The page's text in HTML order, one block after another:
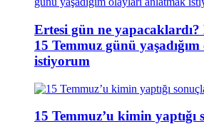
Ertesi gün ne yapacaklardı?
15 Temmuz günü
istiyorum
15 Temmuz’u kimin yaptığı